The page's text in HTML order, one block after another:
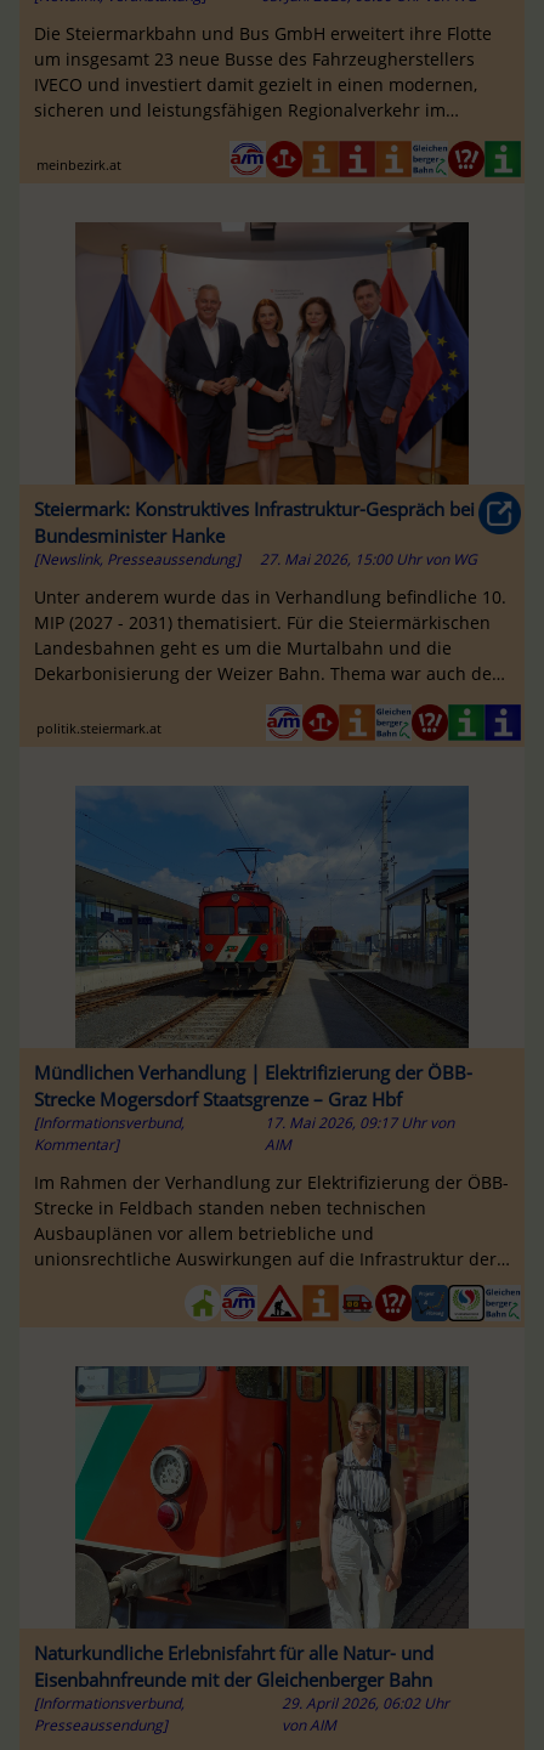
Die Steiermarkbahn und Bus GmbH erweitert ihre Flotte
um insgesamt 23 neue Busse des Fahrzeugherstellers
IVECO und investiert damit gezielt in einen modernen,
sicheren und leistungsfähigen Regionalverkehr im
meinbezirk.at
Steiermark: Konstruktives Infrastruktur-Gespräch bei
Bundesminister Hanke
[Newslink, Presseaussendung] 27. Mai 2026, 15:00 Uhr von WG
Unter anderem wurde das in Verhandlung befindliche 10.
MIP (2027 - 2031) thematisiert. Für die Steiermärkischen
Landesbahnen geht es um die Murtalbahn und die
Dekarbonisierung der Weizer Bahn. Thema war auch der
politik.steiermark.at
Mündlichen Verhandlung | Elektrifizierung der ÖBB-
Strecke Mogersdorf Staatsgrenze – Graz Hbf
[Informationsverbund,
Kommentar]
17. Mai 2026, 09:17 Uhr von
AIM
Im Rahmen der Verhandlung zur Elektrifizierung der ÖBB-
Strecke in Feldbach standen neben technischen
Ausbauplänen vor allem betriebliche und
unionsrechtliche Auswirkungen auf die Infrastruktur der
Steirische Landesbahnen im Fokus ...
Naturkundliche Erlebnisfahrt für alle Natur- und
Eisenbahnfreunde mit der Gleichenberger Bahn
[Informationsverbund,
Presseaussendung]
29. April 2026, 06:02 Uhr
vonAIM